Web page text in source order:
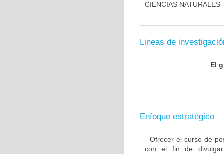
CIENCIAS NATURALES
Lineas de
El
Enfoque estratégico
- Ofrecer el curso de
con el fin de